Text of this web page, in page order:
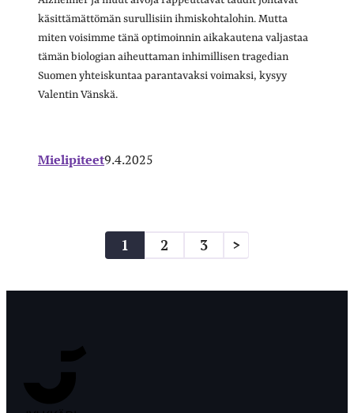
käsittämättömän surullisiin ihmiskohtalohin. Mutta
miten voisimme tänä optimoinnin aikakautena valjastaa
tämän biologian aiheuttaman inhimillisen tragedian
Suomen yhteiskuntaa parantavaksi voimaksi, kysyy
Valentin Vänskä.
Mielipiteet9.4.2025
1 2 3 >